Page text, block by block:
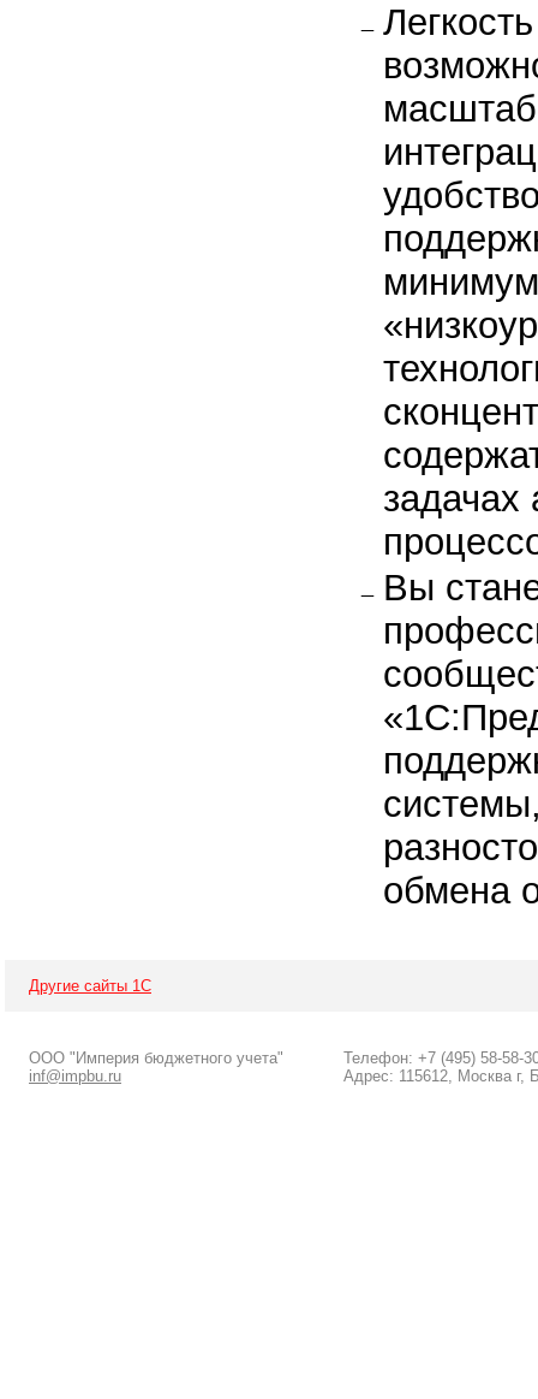
задачах
Вы
обмена
Другие сайты 1С
ООО "Империя бюджетного учета"
inf@impbu.ru
Телефон: +7 (495) 58-58-
Адрес: 115612, Москва г,